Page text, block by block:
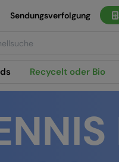
Recycelt oder Bio
Sendungsverfolgung